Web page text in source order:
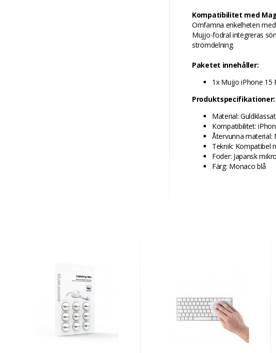
Kompatibilitet med
Omfamna enkelheten
Mujjo-fodral integreras
strömdelning.
Paketet innehåller:
1x Mujjo iPhone 15
Produktspecifikationer:
Material:
Kompatibilitet:
Återvunna material:
Teknik: Kompatibel
Foder: Japansk
Färg: Monaco blå